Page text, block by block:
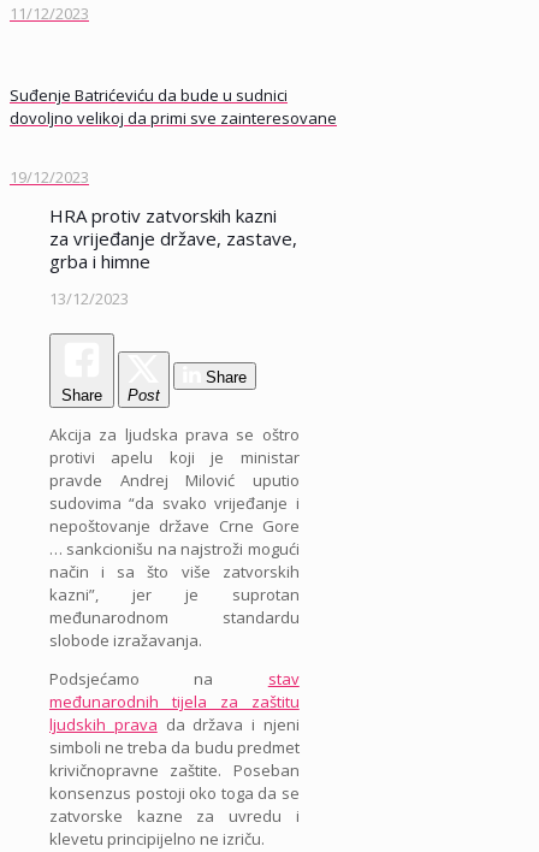
11/12/2023
Suđenje Batrićeviću da bude u sudnici
dovoljno velikoj da primi sve zainteresovane
19/12/2023
HRA protiv zatvorskih kazni
za vrijeđanje države, zastave,
grba i himne
13/12/2023
Share Post
Share
Akcija za ljudska prava se oštro
protivi apelu koji je ministar
pravde Andrej Milović uputio
sudovima “da svako vrijeđanje i
nepoštovanje države Crne Gore
… sankcionišu na najstroži mogući
način i sa što više zatvorskih
kazni”, jer je suprotan
međunarodnom standardu
slobode izražavanja.
Podsjećamo na stav
međunarodnih tijela za zaštitu
ljudskih prava da država i njeni
simboli ne treba da budu predmet
krivičnopravne zaštite. Poseban
konsenzus postoji oko toga da se
zatvorske kazne za uvredu i
klevetu principijelno ne izriču.